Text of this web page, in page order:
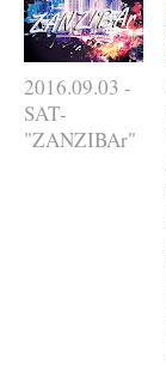
2016.09.03 -
SAT-
"ZANZIBAr"